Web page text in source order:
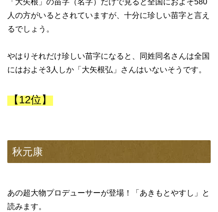
「大矢根」の苗字（名字）だけで見ると全国におよそ580
人の方がいるとされていますが、十分に珍しい苗字と言え
るでしょう。
やはりそれだけ珍しい苗字になると、同姓同名さんは全国
にはおよそ3人しか「大矢根弘」さんはいないそうです。
【12位】
秋元康
あの超大物プロデューサーが登場！「あきもとやすし」と
読みます。